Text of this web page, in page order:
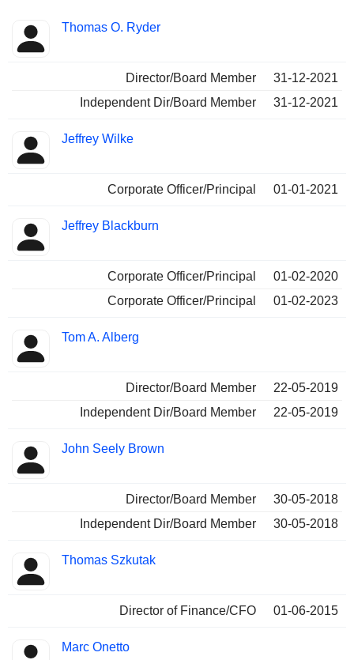
Insider
Beklede
Thomas O. Ryder
Director/Board Member
31-12-2021
Independent Dir/Board Member
31-12-2021
Jeffrey Wilke
Corporate Officer/Principal 01-01-2021
Jeffrey Blackburn
Corporate Officer/Principal
01-02-2020
Corporate Officer/Principal
01-02-2023
Tom A. Alberg
Director/Board Member
22-05-2019
Independent Dir/Board Member
22-05-2019
John Seely Brown
Director/Board Member
30-05-2018
Independent Dir/Board Member
30-05-2018
Thomas Szkutak
Director of Finance/CFO 01-06-2015
Marc Onetto
(68,3%), Duitsland (6,4%), Verenigd Koninkrijk (6%), Japan
(4,3%) en andere (15%).